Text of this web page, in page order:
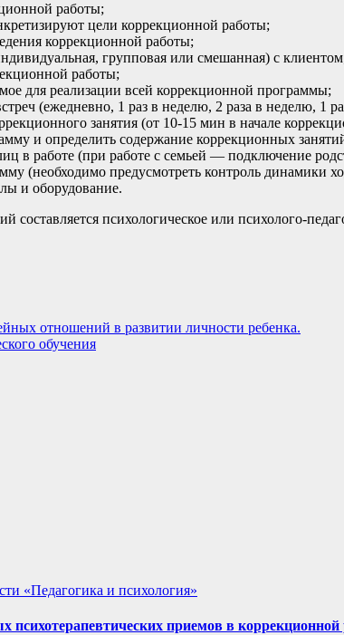
работы;
цели коррекционной работы;
коррекционной работы;
групповая или смешанная) с
работы;
для реализации всей коррекционной программы;
(ежедневно, 1 раз в неделю, 2 раза в неделю, 1
занятия (от 10-15 мин в начале
и определить содержание коррекционных
в работе (при работе с семьей — подключение
(необходимо предусмотреть контроль
и оборудование.
психологическое или психолого-
отношений в развитии личности ребенка.
обучения
«Педагогика и психология»
психотерапевтических приемов в коррекционной